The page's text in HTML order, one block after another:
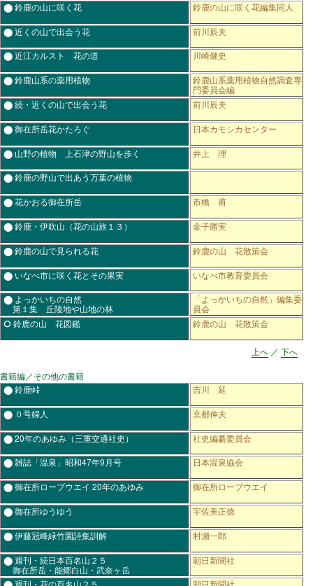
⬤ 鈴鹿の山に咲く花 鈴鹿の山に咲く花編集同人
⬤ 近くの山で出会う花 前川辰夫
⬤ 近江カルスト 花の道 川崎健史
⬤ 鈴鹿山系の薬用植物
鈴鹿山系薬用植物自然調査専
門委員会編
⬤ 続・近くの山で出会う花
前川辰夫
⬤ 御在所岳花かたろぐ 日本カモシカセンター
⬤ 山野の植物 上石津の野山を歩く 井上 理
⬤ 鈴鹿の野山で出あう万葉の植物
⬤ 花かおる御在所岳 市橋 甫
⬤ 鈴鹿・伊吹山（花の山旅１３） 金子勝実
⬤ 鈴鹿の山で見られる花 鈴鹿の山 花散策会
⬤ いなべ市に咲く花とその果実 いなべ市教育委員会
⬤ よっかいちの自然
第１集 丘陵地や山地の林
「よっかいちの自然」編集委
員会
⭘ 鈴鹿の山 花図鑑
鈴鹿の山 花散策会
上へ／ 下へ
書籍編／その他の書籍
⬤ 鈴鹿峠
吉川 延
⬤ ０号婦人 京都伸夫
⬤ 20年のあゆみ（三重交通社史） 社史編纂委員会
⬤ 雑誌「温泉」昭和47年9月号 日本温泉協会
⬤ 御在所ロープウエイ 20年のあゆみ 御在所ロープウエイ
⬤ 御在所ゆうゆう 宇佐美正徳
⬤ 伊藤冠峰緑竹園詩集訓解 村瀬一郎
⬤ 週刊・続日本百名山２５
御在所岳・能郷白山・武奈ヶ岳
朝日新聞社